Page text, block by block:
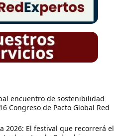
encuentro de sostenibilidad
Congreso de Pacto Global Red
2026: El festival que recorrerá el